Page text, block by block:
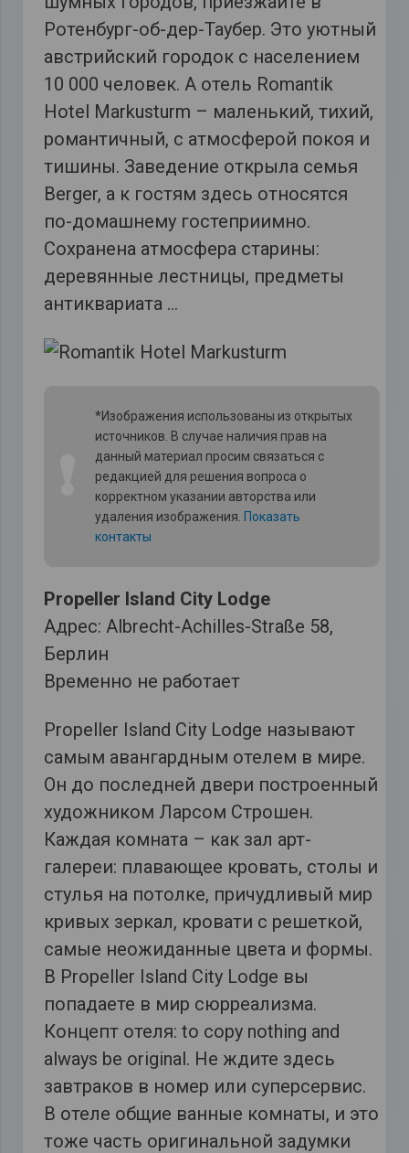
Ротенбург-об-дер-Таубер. Это уютный
австрийский городок с населением
10 000 человек. А отель Romantik
Hotel Markusturm – маленький, тихий,
романтичный, с атмосферой покоя и
тишины. Заведение открыла семья
Berger, а к гостям здесь относятся
по-домашнему гостеприимно.
Сохранена атмосфера старины:
деревянные лестницы, предметы
антиквариата …
*Изображения использованы из открытых
источников. В случае наличия прав на
данный материал просим связаться с
редакцией для решения вопроса о
корректном указании авторства или
удаления изображения. Показать
контакты
Propeller Island City Lodge
Адрес: Albrecht-Achilles-Straße 58,
Берлин
Временно не работает
Propeller Island City Lodge называют
самым авангардным отелем в мире.
Он до последней двери построенный
художником Ларсом Строшен.
Каждая комната – как зал арт-
галереи: плавающее кровать, столы и
стулья на потолке, причудливый мир
кривых зеркал, кровати с решеткой,
самые неожиданные цвета и формы.
В Propeller Island City Lodge вы
попадаете в мир сюрреализма.
Концепт отеля: to copy nothing and
always be original. Не ждите здесь
завтраков в номер или суперсервис.
В отеле общие ванные комнаты, и это
тоже часть оригинальной задумки